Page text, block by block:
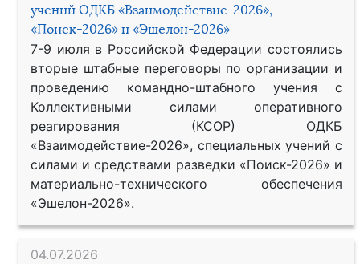
учений ОДКБ «Взаимодействие-2026»,
«Поиск-2026» и «Эшелон-2026»
7-9 июля в Российской Федерации состоялись
вторые штабные переговоры по организации и
проведению командно-штабного учения с
Коллективными силами оперативного
реагирования (КСОР) ОДКБ
«Взаимодействие-2026», специальных учений с
силами и средствами разведки «Поиск-2026» и
материально-технического обеспечения
«Эшелон-2026».
04.07.2026